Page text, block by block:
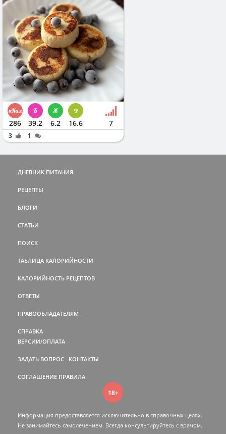
286 39.2 6.2 16.6 7
3 1
ДНЕВНИК ПИТАНИЯ
РЕЦЕПТЫ
БЛОГИ
СТАТЬИ
ПОИСК
ТАБЛИЦА КАЛОРИЙНОСТИ
КАЛОРИЙНОСТЬ РЕЦЕПТОВ
ОТВЕТЫ
ПРАВООБЛАДАТЕЛЯМ
СПРАВКА
ВЕРСИИ/ОПЛАТА
ЗАДАТЬ ВОПРОС КОНТАКТЫ
СОГЛАШЕНИЕ ПРАВИЛА
18+
Информация предоставляется исключительно в справочных целях.
Не занимайтесь самолечением. Всегда консультируйтесь c врачом.